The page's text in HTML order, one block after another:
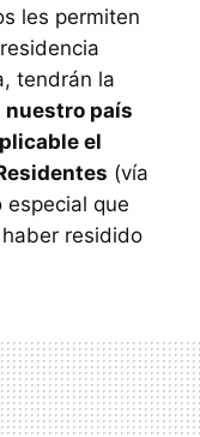
les permiten
tendrán la
país
el
(vía
que
residido